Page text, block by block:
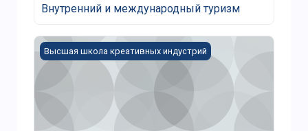
Внутренний и международный туризм
Внутренний и международный туризм
Изображение курса Брендинг туристских
Высшая школа креативных индустрий